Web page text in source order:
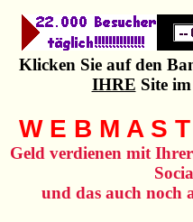
Klicken Sie auf den
IHRE Site
W E B M A S
Geld verdienen mit Ihrer
und das auch noch